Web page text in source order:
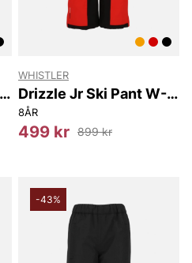
WHISTLER
Drizzle Jr Ski Pant W-
Pro 10000
8ÅR
499 kr 899 kr
-43%